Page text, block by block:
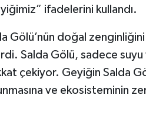
ifadelerini kullandı.
Gölü’nün doğal
Salda Gölü, sadece
çekiyor. Geyiğin Salda
ve ekosisteminin